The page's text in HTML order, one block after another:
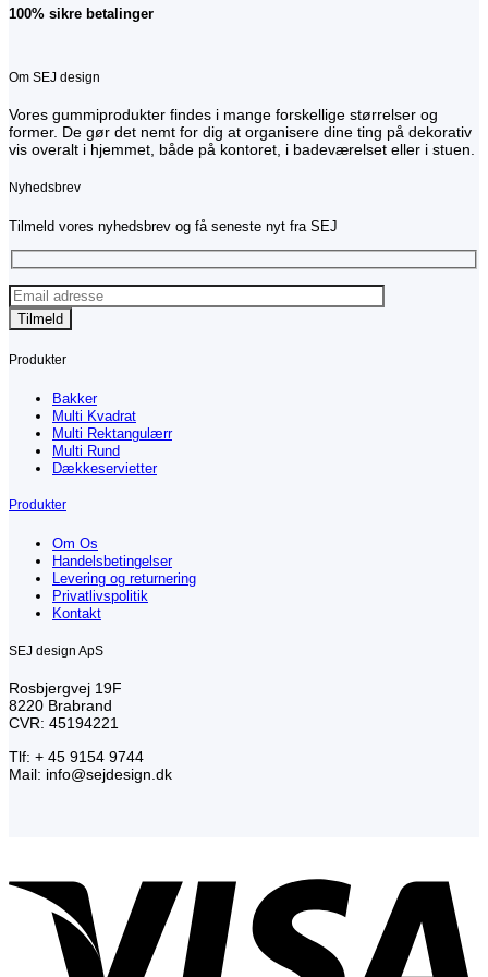
100% sikre betalinger
Om SEJ design
Vores gummiprodukter findes i mange forskellige størrelser og
former. De gør det nemt for dig at organisere dine ting på dekorativ
vis overalt i hjemmet, både på kontoret, i badeværelset eller i stuen.
Nyhedsbrev
Tilmeld vores nyhedsbrev og få seneste nyt fra SEJ
Produkter
Bakker
Multi Kvadrat
Multi Rektangulærr
Multi Rund
Dækkeservietter
Produkter
Om Os
Handelsbetingelser
Levering og returnering
Privatlivspolitik
Kontakt
SEJ design ApS
Rosbjergvej 19F
8220 Brabrand
CVR: 45194221
Tlf: + 45 9154 9744
Mail: info@sejdesign.dk